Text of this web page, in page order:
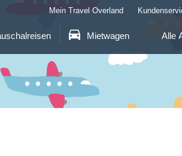
Mietwagen
Mein Travel Overland
Alle